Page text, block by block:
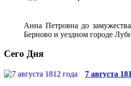
Анна Петровна до
Берново и уездном городе
Сего Дня
7 августа